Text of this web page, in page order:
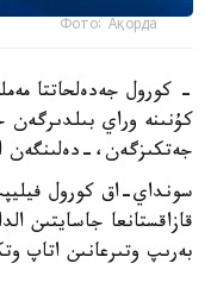
Фото: Ақорда
- كورول جەدەلحاتتا
كۇنىنە وراي بىلدىرگەن
جەتكىزگەن،-دەلىنگەن
سونداي-اق كورول
قازاقستانعا جاسايتىن
بەرىپ وتىرعانىن اتاپ